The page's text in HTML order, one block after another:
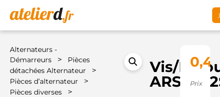
Alternateurs -
Démarreurs
>
Pièces
détachées Alternateur
>
Pièces d’alternateur >
Pièces diverses >
Vis/
Prix